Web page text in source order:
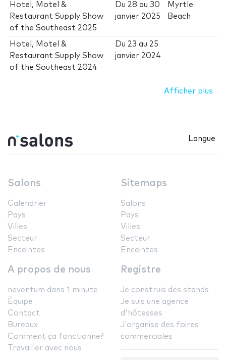
Hotel, Motel &
Restaurant Supply Show
of the Southeast 2025
Du 28 au 30
janvier 2025
Myrtle
Beach
Hotel, Motel &
Restaurant Supply Show
of the Southeast 2024
Du 23 au 25
janvier 2024
Afficher plus
Langue
Salons
Calendrier
Pays
Villes
Secteur
Enceintes
Sitemaps
Salons
Pays
Villes
Secteur
Enceintes
A propos de nous
neventum dans 1 minute
Équipe
Contact
Bureaux
Comment ça fonctionne?
Travailler avec nous
Registre
Je construis des stands
Je suis une agence
d'hôtesses
J'organise des foires
commerciales